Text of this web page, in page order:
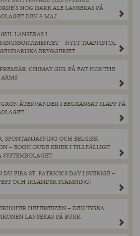
NOG DARK ALE LANSERAS PÅ
DEN 8 MAJ.
LANSERAS I
– NYTT TRAPPISTÖL
BRYGGERIET
CHIMAY GUL PÅ FAT HOS THE
ÅTERVÄNDER I BEGRÄNSAT SLÄPP PÅ
SPONTANJÄSNING OCH BELGISK
– BOON OUDE KRIEK I TILLFÄLLIGT
SYSTEMBOLAGET.
FIRA ST. PATRICK’S DAY I SVERIGE –
OCH IRLÄNDSK STÄMNING!
HEFEWEIZEN – DEN TYSKA
LANSERAS PÅ BURK.